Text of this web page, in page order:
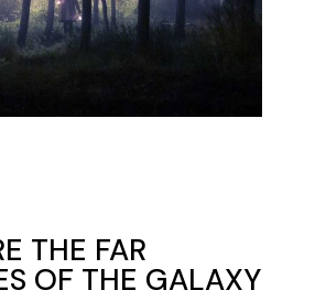
THE FAR
OF THE GALAXY